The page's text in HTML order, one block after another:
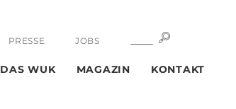
PRESSE JOBS SUCHE
DAS WUK MAGAZIN KONTAKT